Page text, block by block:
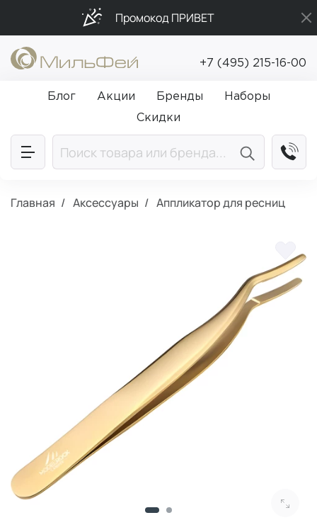
Промокод ПРИВЕТ
Бесплатная доставка от 5 000₽
Подарки в каждый заказ от 5 000₽
+7 (495) 215-16-00
Блог Акции Бренды
Наборы
Скидки
Главная Аксессуары Аппликатор для ресниц